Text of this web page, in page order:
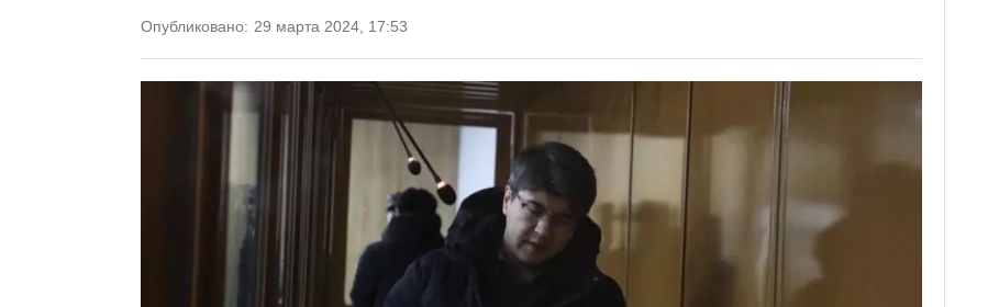
Опубликовано: 29 марта 2024, 17:53